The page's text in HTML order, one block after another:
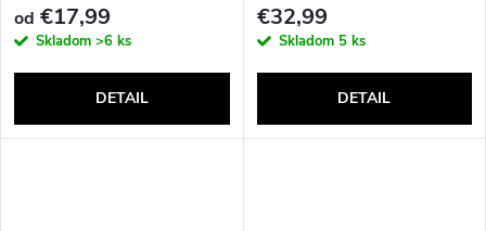
od €17,99
Skladom >6 ks
DETAIL
€32,99
Skladom 5 ks
DETAIL